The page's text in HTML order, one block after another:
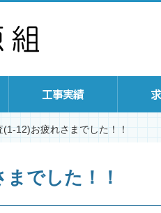
(1-12)お疲れさまでした！！
でした！！